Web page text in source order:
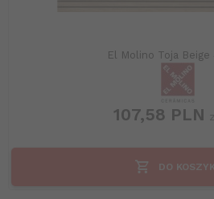
El Molino Toja Beige
107,58 PLN
DO